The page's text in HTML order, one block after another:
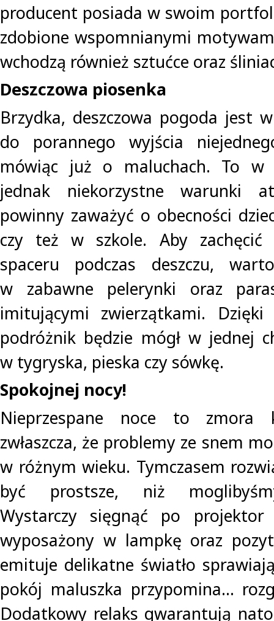
producent posiada w swoim
zdobione wspomnianymi
wchodzą również sztućce oraz
Deszczowa piosenka
Brzydka, deszczowa pogoda jest
do porannego wyjścia
mówiąc już o maluchach. To w
jednak niekorzystne warunki
powinny zaważyć o obecności
czy też w szkole. Aby zachęcić
spaceru podczas deszczu,
w zabawne pelerynki oraz
imitującymi zwierzątkami.
podróżnik będzie mógł w jednej
w tygryska, pieska czy sówkę.
Spokojnej nocy!
Nieprzespane noce to zmora
zwłaszcza, że problemy ze snem
w różnym wieku. Tymczasem
być prostsze, niż
Wystarczy sięgnąć po
wyposażony w lampkę oraz
emituje delikatne światło
pokój maluszka przypomina…
Dodatkowy relaks gwarantują